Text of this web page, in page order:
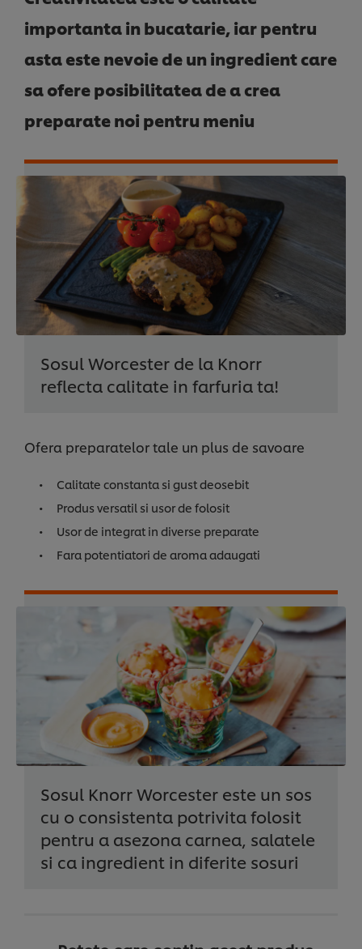
importanta in bucatarie, iar pentru
asta este nevoie de un ingredient care
sa ofere posibilitatea de a crea
preparate noi pentru meniu
Sosul Worcester de la Knorr
reflecta calitate in farfuria ta!
Ofera preparatelor tale un plus de savoare
Calitate constanta si gust deosebit
Produs versatil si usor de folosit
Usor de integrat in diverse preparate
Fara potentiatori de aroma adaugati
Sosul Knorr Worcester este un sos
cu o consistenta potrivita folosit
pentru a asezona carnea, salatele
si ca ingredient in diferite sosuri